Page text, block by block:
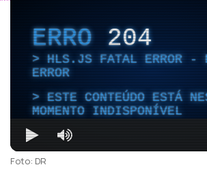
ERRO204
HLS.JS FATAL ERROR -
ERROR
ESTE CONTEÚDO ESTÁ
MOMENTO INDISPONÍVEL
Foto: DR